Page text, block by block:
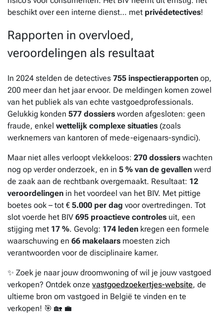
beschikt over een interne dienst… met privédetectives!
Rapporten in overvloed,
veroordelingen als resultaat
In 2024 stelden de detectives 755 inspectierapporten op,
200 meer dan het jaar ervoor. De meldingen komen zowel
van het publiek als van echte vastgoedprofessionals.
Gelukkig konden 577 dossiers worden afgesloten: geen
fraude, enkel wettelijk complexe situaties (zoals
werknemers van kantoren of mede-eigenaars-syndici).
Maar niet alles verloopt vlekkeloos: 270 dossiers wachten
nog op verder onderzoek, en in 5 % van de gevallen werd
de zaak aan de rechtbank overgemaakt. Resultaat: 12
veroordelingen in het voordeel van het BIV. Met pittige
boetes ook – tot € 5.000 per dag voor overtredingen. Tot
slot voerde het BIV 695 proactieve controles uit, een
stijging met 17 %. Gevolg: 174 leden kregen een formele
waarschuwing en 66 makelaars moesten zich
verantwoorden voor de disciplinaire kamer.
✨ Zoek je naar jouw droomwoning of wil je jouw vastgoed
verkopen? Ontdek onze vastgoedzoekertjes-website, de
ultieme bron om vastgoed in België te vinden en te
verkopen! 🎯 🏡 💼